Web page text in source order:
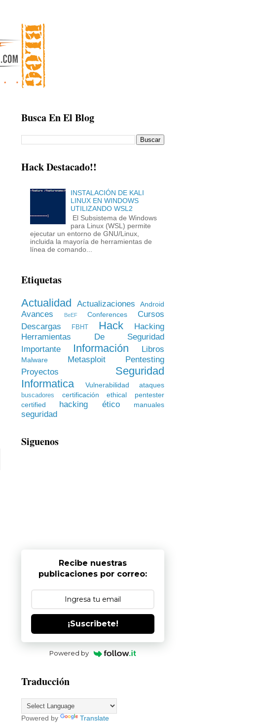
Busca En El Blog
Hack Destacado!!
INSTALACIÓN DE KALI
LINUX EN WINDOWS
UTILIZANDO WSL2
El Subsistema de Windows
para Linux (WSL) permite
ejecutar un entorno de GNU/Linux,
incluida la mayoría de herramientas de
línea de comando...
Etiquetas
Actualidad Actualizaciones Android
Avances BeEF Conferences
Cursos
Descargas
FBHT Hack
Hacking
Herramientas De Seguridad
Importante
Información Libros
Malware Metasploit
Pentesting
Proyectos
Seguridad
Informatica
Vulnerabilidad ataques
buscadores certificación
ethical pentester
certified
hacking ético manuales
seguridad
Siguenos
Recibe nuestras
publicaciones por correo:
¡Suscribete!
Powered by
Traducción
Powered by Translate